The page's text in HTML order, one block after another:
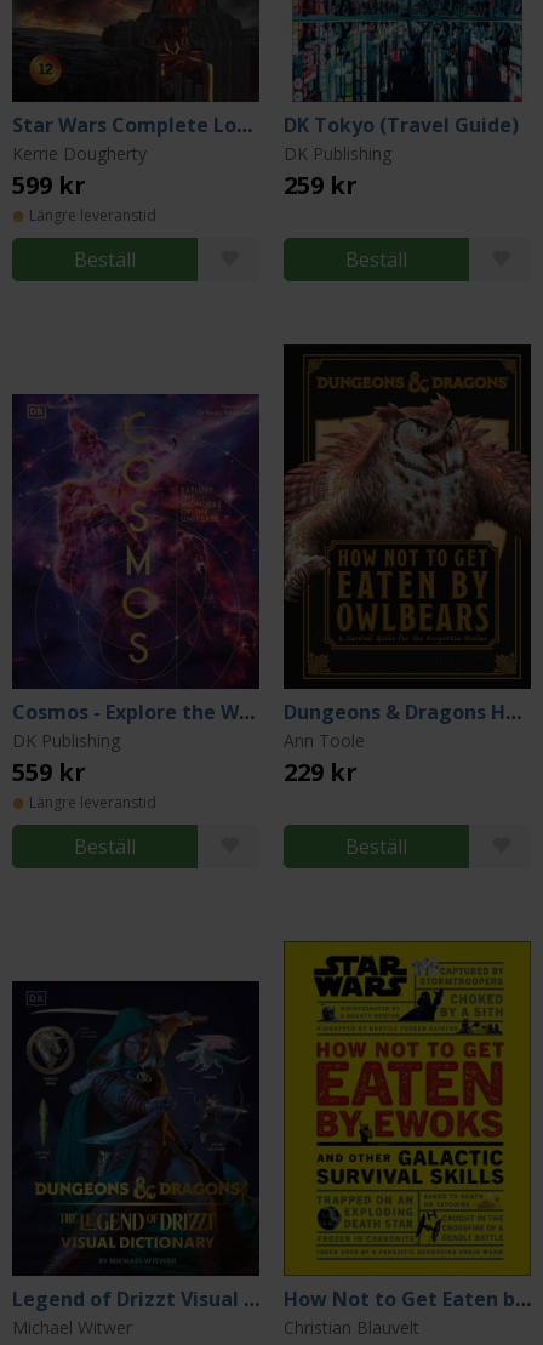
Star Wars Complete Locations (New Edition)
Kerrie Dougherty
599 kr
Längre leveranstid
Beställ
DK Tokyo (Travel Guide)
DK Publishing
259 kr
Beställ
Cosmos - Explore the Wonders of the Universe
DK Publishing
559 kr
Längre leveranstid
Beställ
Dungeons & Dragons How Not To Get Eaten by Owlbears
Ann Toole
229 kr
Beställ
Legend of Drizzt Visual Dictionary
Michael Witwer
How Not to Get Eaten by Ewoks and Other Galactic Survival Skills
Christian Blauvelt